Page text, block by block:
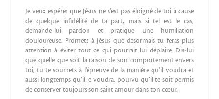
Je veux espérer que Jésus ne s’est pas éloigné de toi à cause
de quelque infidélité de ta part, mais si tel est le cas,
demande-lui pardon et pratique une humiliation
douloureuse. Promets à Jésus que désormais tu feras plus
attention à éviter tout ce qui pourrait lui déplaire. Dis-lui
que quelle que soit la raison de son comportement envers
toi, tu te soumets à l’épreuve de la manière qu’il voudra et
aussi longtemps qu’il le voudra, pourvu qu’il te soit permis
de conserver toujours son saint amour dans ton cœur.